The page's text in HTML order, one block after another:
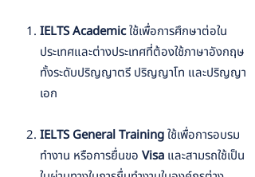
IELTS Academicใช้เพื่อการศึกษาต่อใน
ประเทศและต่างประเทศที่ต้องใช้ภาษาอังกฤษ
ทั้งระดับปริญญาตรี ปริญญาโท และปริญญา
เอก
IELTS General Trainingใช้เพื่อการอบรม
ทำงาน หรือการยื่นขอ Visa และสามรถใช้เป็น